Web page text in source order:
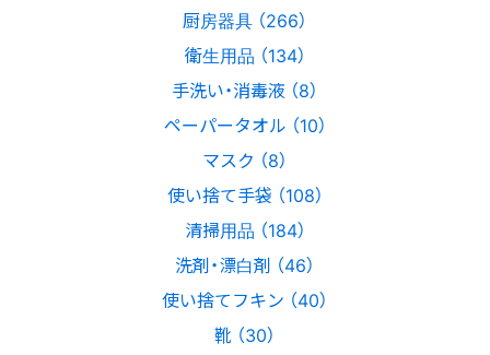
厨房器具 （266）
衛生用品 （134）
手洗い・消毒液 （8）
ペーパータオル （10）
マスク （8）
使い捨て手袋 （108）
清掃用品 （184）
洗剤・漂白剤 （46）
使い捨てフキン （40）
靴 （30）